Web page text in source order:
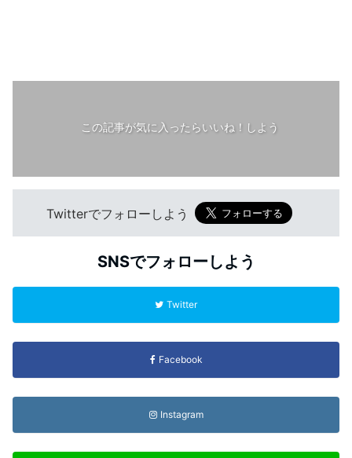
この記事が気に入ったらいいね！しよう
Twitterでフォローしよう
SNSでフォローしよう
Twitter
Facebook
Instagram